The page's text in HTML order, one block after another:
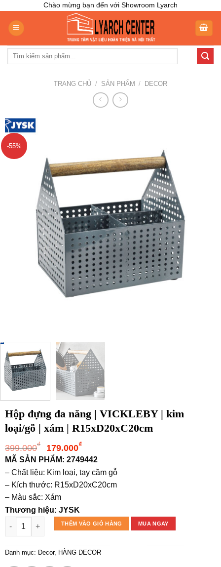
content
Chào mừng bạn đến với Showroom Lyarch
Tìm
TRANG CHỦ / SẢN PHẨM / DECOR
-55%
Hộp đựng đa năng | VICKLEBY | kim
loại/gỗ | xám | R15xD20xC20cm
399.000₫
Giá
gốc
là:
399.000₫.
179.000₫Giá
hiện
tại
là:
MÃ SẢN PHẨM: 2749442
– Chất liệu: Kim loại, tay cầm gỗ
– Kích thước: R15xD20xC20cm
– Màu sắc: Xám
Thương hiệu: JYSK
Hộp đựng đa năng | VICKLEBY | kim loại/gỗ | xám |
THÊM VÀO GIỎ HÀNG MUA NGAY
Danh mục: Decor, HÀNG DECOR